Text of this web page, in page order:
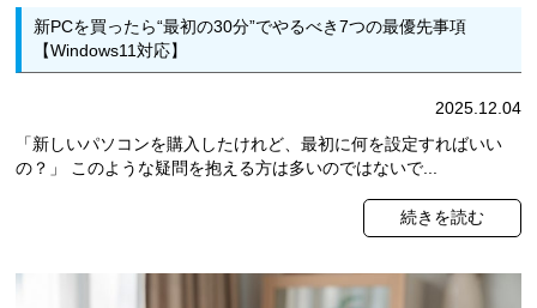
新PCを買ったら“最初の30分”でやるべき7つの最優先事項
【Windows11対応】
2025.12.04
「新しいパソコンを購入したけれど、最初に何を設定すればいい
の？」 このような疑問を抱える方は多いのではないで...
続きを読む